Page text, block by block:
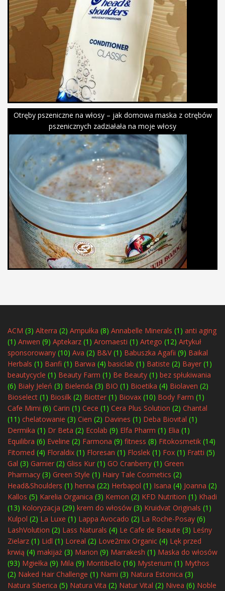
Otręby pszeniczne na włosy – jak domowa maska z otrębów
pszenicznych zadziałała na moje włosy
ACM (3) Alterra (2) Ampułka (8) Annabelle Minerals (1) anti aging
(1) Anwen (9) Aptekarz (1) Aromaesti (1) Artego (12) Artykuł
sponsorowany (10) Ava (2) B&V(1) Babuszka Agafii (9) Baikal
Herbals (1) Banfi (1) Barwa (4) basiclab (1) Batiste (2) Bayer (1)
beautycycle (1) Beauty Farm (1) Be Beauty (1) bez spłukiwania
(6) Biały Jeleń (3) Bielenda (3) BIO (1) Bioetika (4) Biolaven (2)
Bioselect (1) Biosilk (2) Biotter (1) Biovax (10) Body Farm (1)
Cafe Mimi (6) Carin (1) Cece (1) Cera Plus Solution (2) Chantal
(11) chelatowanie (3) Cien (2) Davines (1) Deba Biovital (1)
Dermika (1) Dr Beta (2) Ecolab (9) Elfa Pharm (1) Elia (1)
Equilibra (6) Eveline (2) Farmona (9) fitness (8) Fitokosmetik (14)
Fitomed (4) Floraldix (1) Floresan (1) Floslek (1) Fox (1) Fratti (5)
Gal (3) Garnier (2) Gliss Kur (1) GO Cranberry (1) Green
Pharmacy (3) Green Style (1) Hairy Tale Cosmetics (2)
Head&Shoulders (1) henna (22) Herbapol (1) Isana (4) Joanna (2)
Kallos (5) Karelia Organica (3) Kemon (2) KFD Nutrition (1) Khadi
(13) Koloryzacja (29) krem do włosów (3) Kruidvat Originals (1)
Kulpol (2) La Luxe (1) Lappa Avocado (2) La Roche-Posay (6)
LashVolution (2) Lass Naturals (4) Le Cafe de Beaute (3) Leśny
Zielarz (1) Lidl (1) Loreal (2) Love2mix Organic (4) Lęk przed
krwią (4) makijaż (3) Marion (9) Marrakesh (1) Maska do włosów
(93) Mgiełka (9) Mila (9) Montibello (16) Mysterium (1) Mythos
(2) Naked Hair Challenge (1) Nami (3) Natura Estonica (3)
Natura Siberica (5) Natura Vita (2) Natur Vital (2) Nivea (6) Noble